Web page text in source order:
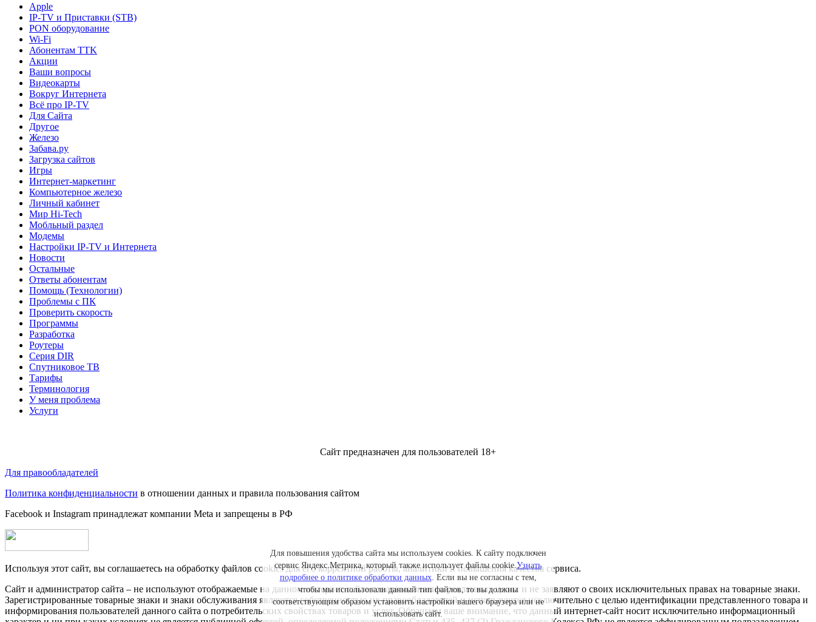
Apple
IP-TV и Приставки (STB)
PON оборудование
Wi-Fi
Абонентам TTK
Акции
Ваши вопросы
Видеокарты
Вокруг Интернета
Всё про IP-TV
Для Сайта
Другое
Железо
Забава.ру
Загрузка сайтов
Игры
Интернет-маркетинг
Компьютерное железо
Личный кабинет
Мир Hi-Tech
Мобльный раздел
Модемы
Настройки IP-TV и Интернета
Новости
Остальные
Ответы абонентам
Помощь (Технологии)
Проблемы с ПК
Проверить скорость
Программы
Разработка
Роутеры
Серия DIR
Спутниковое ТВ
Тарифы
Терминология
У меня проблема
Услуги
Сайт предназначен для пользователей 18+
Для правообладателей
Политика конфиденциальности в отношении данных и правила пользования сайтом
Facebook и Instagram принадлежат компании Metа и запрещены в РФ
Используя этот сайт, вы соглашаетесь на обработку файлов cookies для его корректной работы, аналитики и повышения качества сервиса.
Сайт и администратор сайта – не используют отображаемые на данном интернет-сайте товарные знаки в рекламных целях и не заявляют о своих исключительных правах на товарные знаки.
Зарегистрированные товарные знаки и знаки обслуживания являются собственностью их правообладателей и используются исключительно с целью идентификации представленного товара и
информирования пользователей данного сайта о потребительских свойствах товаров и услуг. Обращаем ваше внимание, что данный интернет-сайт носит исключительно информационный
Для повышения удобства сайта мы используем cookies. К сайту подключен
сервис Яндекс.Метрика, который также использует файлы cookie.Узнать
подробнее о политике обработки данных. Если вы не согласны с тем,
чтобы мы использовали данный тип файлов, то вы должны
соответствующим образом установить настройки вашего браузера или не
использовать сайт.